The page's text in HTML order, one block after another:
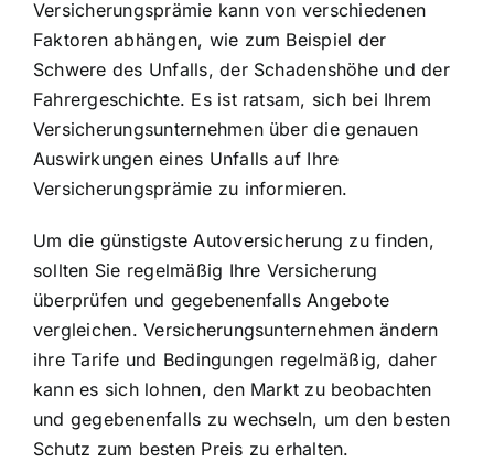
Versicherungsprämie kann von verschiedenen
Faktoren abhängen, wie zum Beispiel der
Schwere des Unfalls, der Schadenshöhe und der
Fahrergeschichte. Es ist ratsam, sich bei Ihrem
Versicherungsunternehmen über die genauen
Auswirkungen eines Unfalls auf Ihre
Versicherungsprämie zu informieren.
Um die günstigste Autoversicherung zu finden,
sollten Sie regelmäßig Ihre Versicherung
überprüfen und gegebenenfalls Angebote
vergleichen. Versicherungsunternehmen ändern
ihre Tarife und Bedingungen regelmäßig, daher
kann es sich lohnen, den Markt zu beobachten
und gegebenenfalls zu wechseln, um den besten
Schutz zum besten Preis zu erhalten.